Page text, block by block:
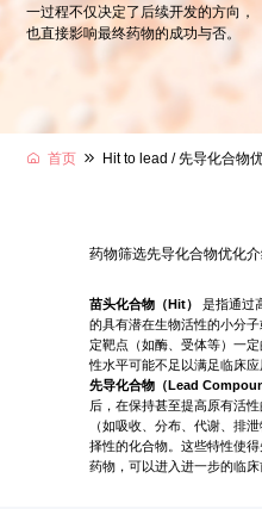
一过程不仅决定了后续开发的方向，
也直接影响最终药物的成功与否。
首页 Hit to lead / 先导化合物
药物筛选先导化合物优化
苗头化合物（Hit）
是指通过
的具有潜在生物活性的小分
定靶点（如酶、受体等）一
性水平可能不足以满足临床应
先导化合物（Lead
后，在保持甚至提高原有活
（如吸收、分布、代谢、排
择性的化合物。这些特性使
药物，可以进入进一步的临床